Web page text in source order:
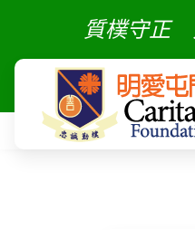
質樸守正